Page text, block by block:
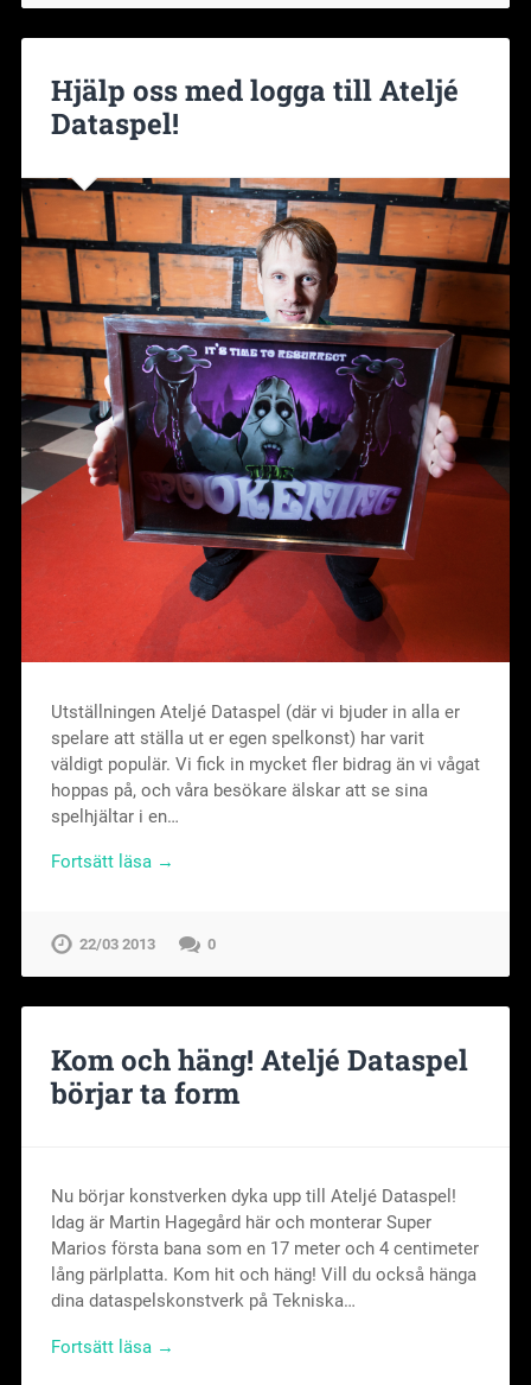
Hjälp oss med logga till Ateljé
Dataspel!
Utställningen Ateljé Dataspel (där vi bjuder in alla er
spelare att ställa ut er egen spelkonst) har varit
väldigt populär. Vi fick in mycket fler bidrag än vi vågat
hoppas på, och våra besökare älskar att se sina
spelhjältar i en…
Fortsätt läsa →
22/03 2013 0
Kom och häng! Ateljé Dataspel
börjar ta form
Nu börjar konstverken dyka upp till Ateljé Dataspel!
Idag är Martin Hagegård här och monterar Super
Marios första bana som en 17 meter och 4 centimeter
lång pärlplatta. Kom hit och häng! Vill du också hänga
dina dataspelskonstverk på Tekniska…
Fortsätt läsa →